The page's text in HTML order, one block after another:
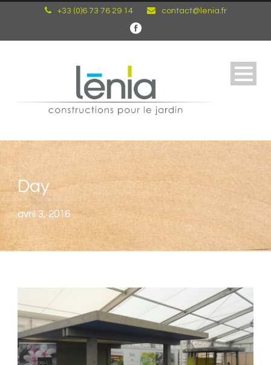
+33 (0)6 73 76 29 14 contact@lenia.fr
Day
avril 3, 2016